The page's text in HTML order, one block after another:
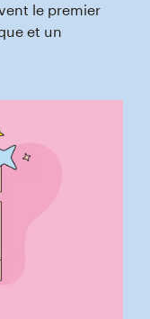
le premier
et un